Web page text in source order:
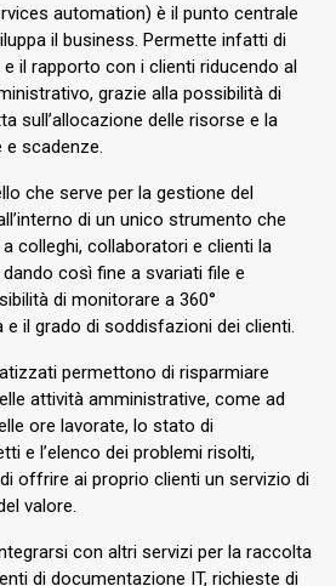
automation) è il punto centrale
il business. Permette infatti di
il rapporto con i clienti riducendo al
grazie alla possibilità di
sull’allocazione delle risorse e la
scadenze.
che serve per la gestione del
di un unico strumento che
colleghi, collaboratori e clienti la
così fine a svariati file e
di monitorare a 360°
e il grado di soddisfazioni dei clienti.
permettono di risparmiare
attività amministrative, come ad
ore lavorate, lo stato di
e l’elenco dei problemi risolti,
offrire ai proprio clienti un servizio di
valore.
con altri servizi per la raccolta
di documentazione IT, richieste di